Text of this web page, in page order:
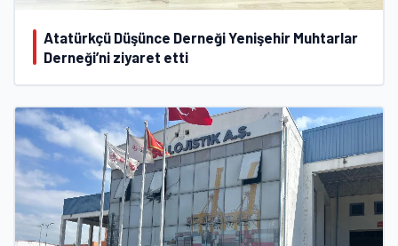
Atatürkçü Düşünce Derneği Yenişehir Muhtarlar
Derneği’ni ziyaret etti